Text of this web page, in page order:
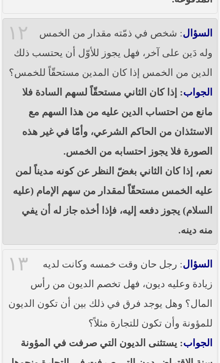
١٢ السؤال: شخص في ذمّته مقدار من الخمس
وله دَين على آخر، فهل يجوز للأوّل أن يحتسب ذلك
الدين من الخمس إذا كان المدين مستحقّاً للخمس؟
الجواب: إذا كان الثاني مستحقّاً لسهم السادة فلا
مانع من احتساب الدين عليه من هذا السهم مع
الاستئذان من الحاكم الشرعي، وأمّا في غير هذه
الصورة فلا يجوز احتسابه من الخمس.
نعم، إذا كان الثاني بغضّ النظر عن كونه مديناً لمن
عليه الخمس مستحقّاً لمقدار من سهم الإمام (عليه
السلام) يجوز دفعه إليه، فإذا أخذه جاز له أن يفي
منه دينه.
١٣ السؤال: رجل حان وقت خمسه وكانت لديه
زيادة وعليه ديون، فهل تخصم الديون من رأس
المال؟ وهل يوجد فرق في ذلك بين أن تكون الديون
للمؤونة وأن تكون للتجارة مثلاً؟
الجواب: يستثنى الديون التي صرفت في المؤونة